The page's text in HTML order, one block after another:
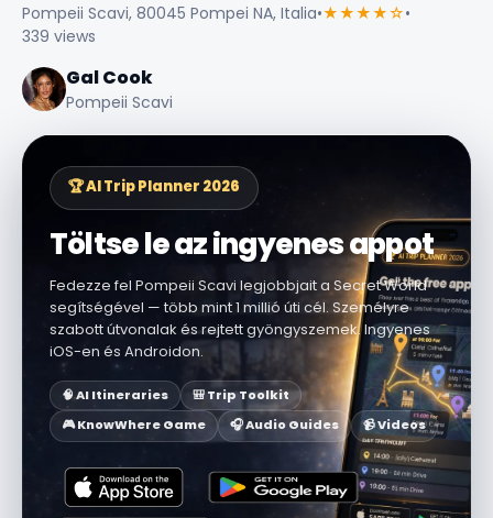
Pompeii Scavi, 80045 Pompei NA, Italia•★★★★☆•
339 views
Gal Cook
Pompeii Scavi
🏆 AI Trip Planner 2026
Töltse le az ingyenes appot
Fedezze fel Pompeii Scavi legjobbjait a Secret World
segítségével — több mint 1 millió úti cél. Személyre
szabott útvonalak és rejtett gyöngyszemek. Ingyenes
iOS-en és Androidon.
🧠 AI Itineraries
🎒 Trip Toolkit
🎮 KnowWhere Game
🎧 Audio Guides 📹 Videos